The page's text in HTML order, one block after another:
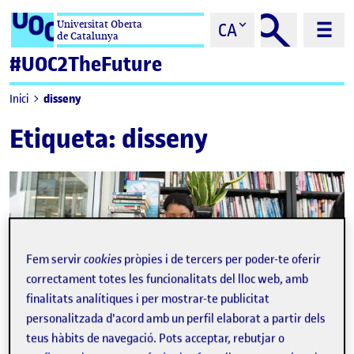
Saltar al contingutUniversitat Oberta
de Catalunya
CA
#UOC2TheFuture
Inici disseny
Etiqueta: disseny
Fem servircookies pròpies i de tercers per poder-te oferir
correctament totes les funcionalitats del lloc web, amb
finalitats analítiques i per mostrar-te publicitat
personalitzada d'acord amb un perfil elaborat a partir dels
teus hàbits de navegació. Pots acceptar, rebutjar o